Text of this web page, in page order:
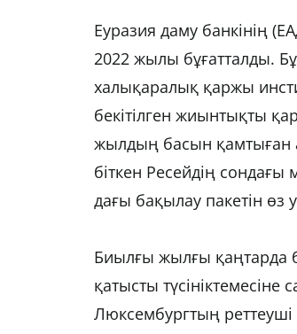
Еуразия даму банкінің
2022 жылы бұғатталды.
халықаралық қаржы
бекітілген жиынтықты
жылдың басын қамтыған
біткен Ресейдің
дағы бақылау пакетін
Биылғы жылғы қаңтарда
қатысты түсініктемесіне
Люксембургтың